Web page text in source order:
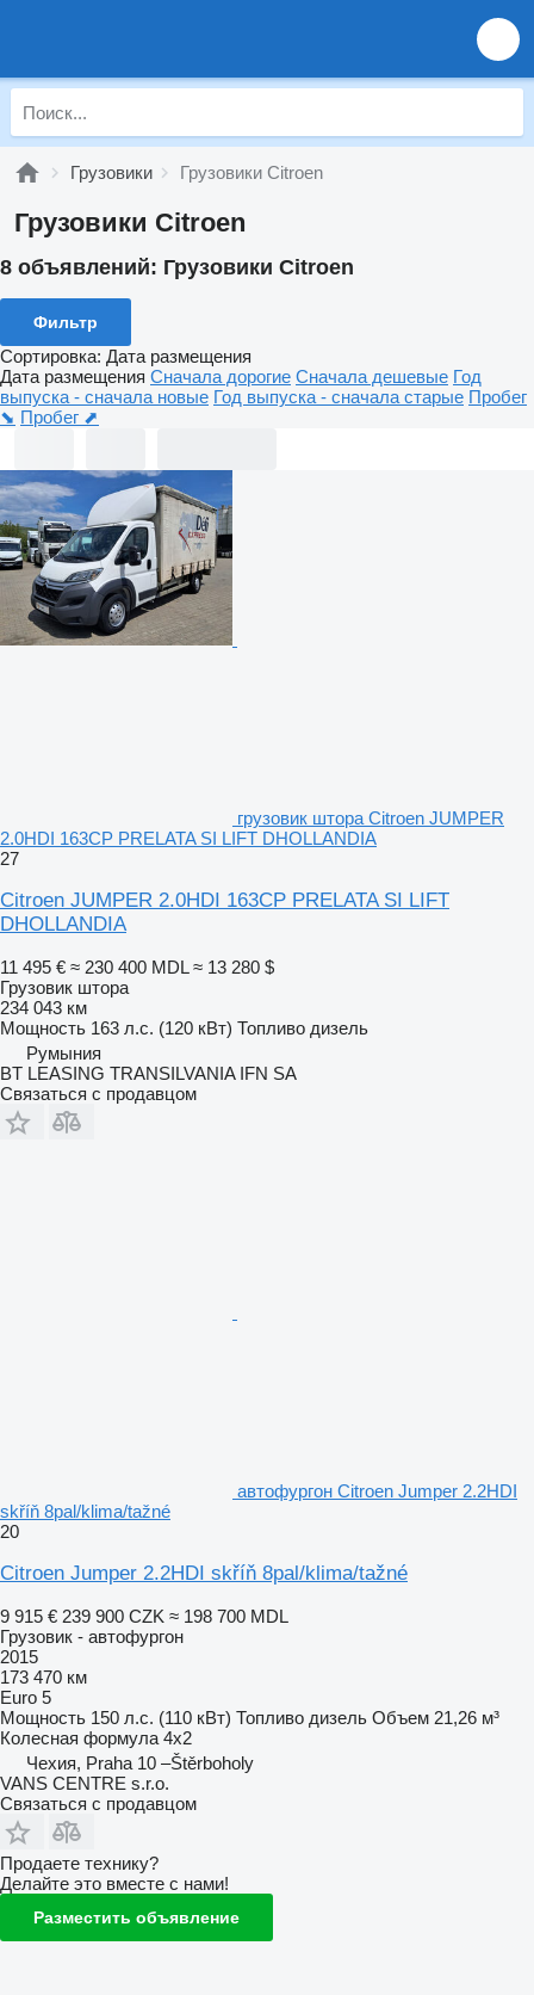
Грузовики Грузовики Citroen
Грузовики Citroen
8 объявлений: Грузовики Citroen
Фильтр
Сортировка: Дата размещения
Дата размещения Сначала дорогие Сначала дешевые Год
выпуска - сначала новые Год выпуска - сначала старые Пробег
⬊ Пробег ⬈
грузовик штора Citroen JUMPER
2.0HDI 163CP PRELATA SI LIFT DHOLLANDIA
27
Citroen JUMPER 2.0HDI 163CP PRELATA SI LIFT
DHOLLANDIA
11 495 € ≈ 230 400 MDL ≈ 13 280 $
Грузовик штора
234 043 км
Мощность 163 л.с. (120 кВт) Топливо дизель
Румыния
BT LEASING TRANSILVANIA IFN SA
Связаться с продавцом
автофургон Citroen Jumper 2.2HDI
skříň 8pal/klima/tažné
20
Citroen Jumper 2.2HDI skříň 8pal/klima/tažné
9 915 € 239 900 CZK ≈ 198 700 MDL
Грузовик - автофургон
2015
173 470 км
Euro 5
Мощность 150 л.с. (110 кВт) Топливо дизель Объем 21,26 м³
Колесная формула 4x2
Чехия, Praha 10 –Štěrboholy
VANS CENTRE s.r.o.
Связаться с продавцом
Продаете технику?
Делайте это вместе с нами!
Разместить объявление